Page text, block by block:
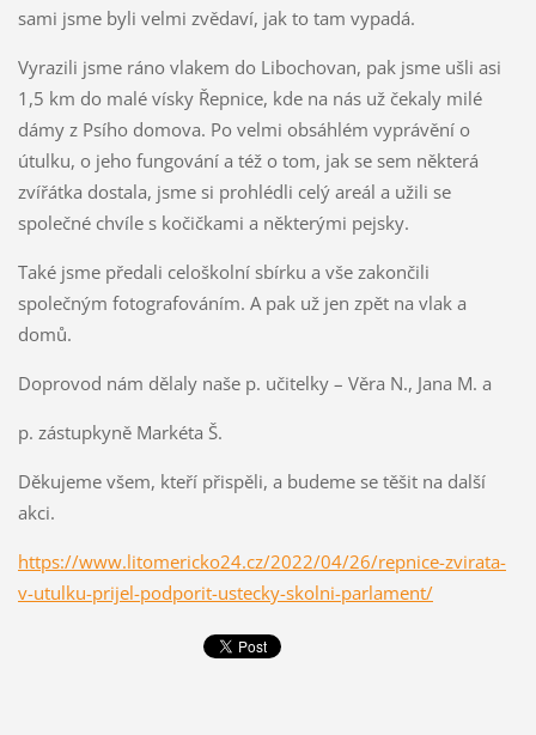
sami jsme byli velmi zvědaví, jak to tam vypadá.
Vyrazili jsme ráno vlakem do Libochovan, pak jsme ušli asi
1,5 km do malé vísky Řepnice, kde na nás už čekaly milé
dámy z Psího domova. Po velmi obsáhlém vyprávění o
útulku, o jeho fungování a též o tom, jak se sem některá
zvířátka dostala, jsme si prohlédli celý areál a užili se
společné chvíle s kočičkami a některými pejsky.
Také jsme předali celoškolní sbírku a vše zakončili
společným fotografováním. A pak už jen zpět na vlak a
domů.
Doprovod nám dělaly naše p. učitelky – Věra N., Jana M. a
p. zástupkyně Markéta Š.
Děkujeme všem, kteří přispěli, a budeme se těšit na další
akci.
https://www.litomericko24.cz/2022/04/26/repnice-zvirata-
v-utulku-prijel-podporit-ustecky-skolni-parlament/